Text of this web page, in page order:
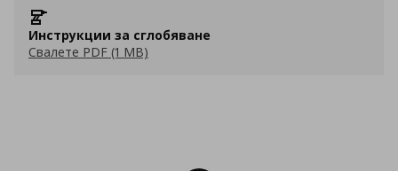
Инструкции за сглобяване
Свалете PDF (1 MB)